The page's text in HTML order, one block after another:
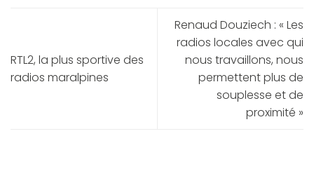
RTL2, la plus sportive des
radios maralpines
Renaud Douziech : « Les
radios locales avec qui
nous travaillons, nous
permettent plus de
souplesse et de
proximité »